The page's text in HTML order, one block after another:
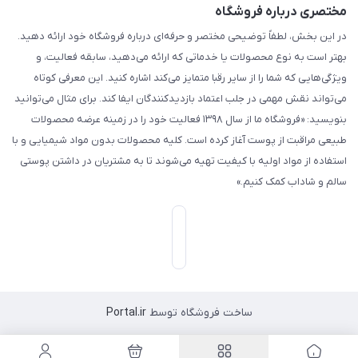
مختصری درباره فروشگاه
در این بخش، لطفاً توضیحی مختصر و حرفه‌ای درباره فروشگاه خود ارائه دهید.
بهتر است به نوع محصولات یا خدماتی که ارائه می‌دهید، سابقه فعالیت، و
ویژگی‌هایی که شما را از سایر رقبا متمایز می‌کند اشاره کنید. این معرفی کوتاه
می‌تواند نقش مهمی در جلب اعتماد بازدیدکنندگان ایفا کند. برای مثال می‌توانید
بنویسید: «فروشگاه ما از سال ۱۳۹۸ فعالیت خود را در زمینه عرضه محصولات
طبیعی مراقبت از پوست آغاز کرده است. کلیه محصولات بدون مواد شیمیایی و با
استفاده از مواد اولیه با کیفیت تهیه می‌شوند تا به مشتریان در داشتن پوستی
سالم و شاداب کمک کنیم.»
ساخت فروشگاه توسطPortal.ir